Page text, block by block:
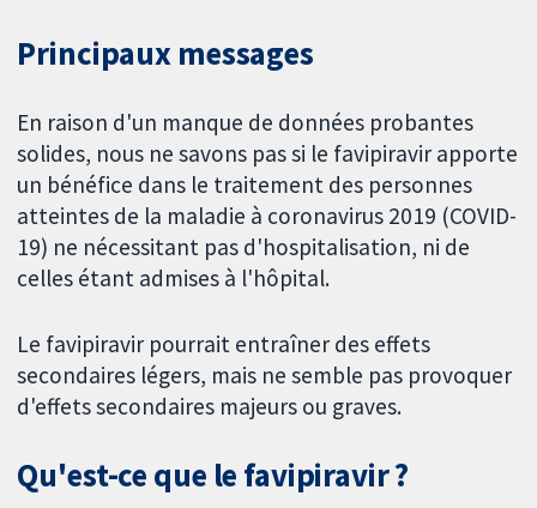
Principaux messages
En raison d'un manque de données probantes
solides, nous ne savons pas si le favipiravir apporte
un bénéfice dans le traitement des personnes
atteintes de la maladie à coronavirus 2019 (COVID-
19) ne nécessitant pas d'hospitalisation, ni de
celles étant admises à l'hôpital.
Le favipiravir pourrait entraîner des effets
secondaires légers, mais ne semble pas provoquer
d'effets secondaires majeurs ou graves.
Qu'est-ce que le favipiravir ?